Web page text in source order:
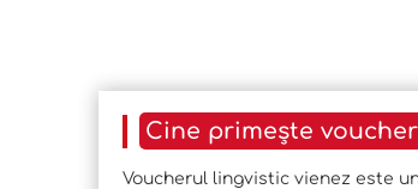
Cine primește
Voucherul lingvistic vienez este